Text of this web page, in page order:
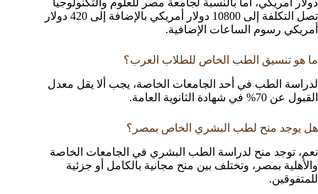
دولار أمريكي، أما بالنسبة لجامعة مصر للعلوم والتكنولوجيا
تصل التكلفة إلى 10800 دولار أمريكي بالإضافة إلى 420 دولار
أمريكي رسوم الساعات الإضافية.
ما هو تنسيق الطب الخاص للطلاب العرب؟
لدراسة الطب في أحد الجامعات الخاصة، يجب ألا يقل معدل
القبول عن 70% في شهادة الثانوية العامة.
هل يوجد منح لطب البشري الخاص بمصر؟
نعم، توجد منح لدراسة الطب البشري في الجامعات الخاصة
والأهلية بمصر، وتختلف بين منح مجانية بالكامل أو جزئية
للمتفوقين.